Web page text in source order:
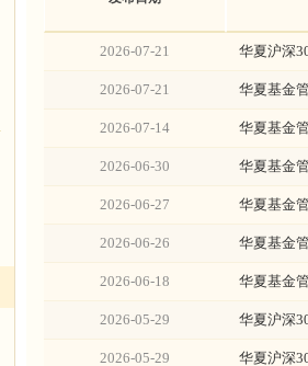
2026-07-21 华夏沪深
2026-07-21 华夏基金
2026-07-14 华夏基金
2026-06-30 华夏基金
2026-06-27 华夏基金
2026-06-26 华夏基金
2026-06-18 华夏基金
2026-05-29 华夏沪深
2026-05-29 华夏沪深